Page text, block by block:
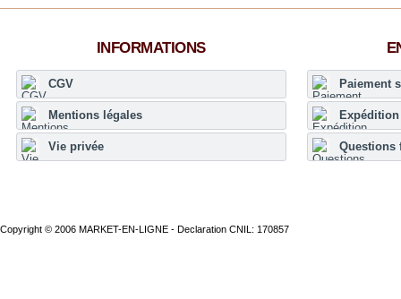
INFORMATIONS
CGV
Mentions légales
Vie privée
Paiement
Questions
Copyright © 2006 MARKET-EN-LIGNE - Declaration CNIL: 170857